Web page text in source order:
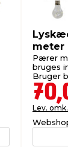
meter
Pærer
bruges
Bruger
Lev.